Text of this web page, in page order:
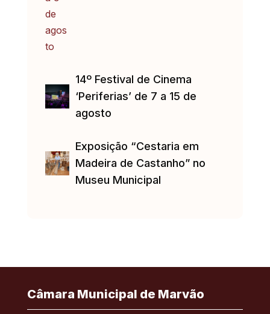
14º Festival de Cinema
‘Periferias’ de 7 a 15 de
agosto
Exposição “Cestaria em
Madeira de Castanho” no
Museu Municipal
Câmara Municipal de Marvão